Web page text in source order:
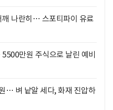
깨 나란히… 스포티파이 유료
만원 주식으로 날린 예비
… 벼 낱알 세다, 화재 진압하